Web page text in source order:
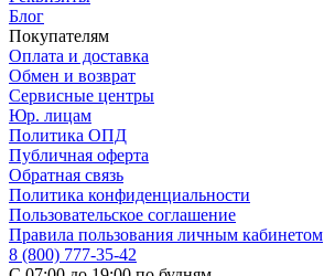
Блог
Покупателям
Оплата и доставка
Обмен и возврат
Сервисные центры
Юр. лицам
Политика ОПД
Публичная оферта
Обратная связь
Политика конфиденциальности
Пользовательское соглашение
Правила пользования личным кабинетом
8 (800) 777-35-42